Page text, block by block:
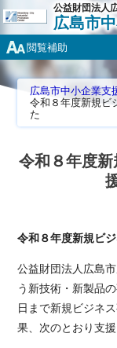
公益財団法人
広島市
閲覧補助
広島市中小企業支
令和８年度新規ビ
た
令和８年度
令和８年度新規ビ
公益財団法人広島
う新技術・新製品
日まで新規ビジネ
果、次のとおり支援